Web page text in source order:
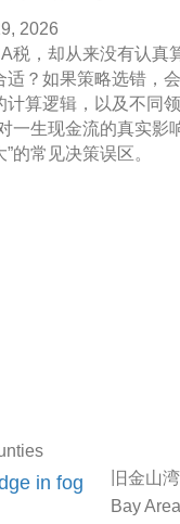
2026
税，却从来没有认真
适？如果策略选错，
计算逻辑，以及不同
一生现金流的真实影
的常见决策误区。
旧金山
Bay